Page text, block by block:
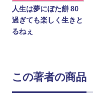
人生は夢にぼた餅 80
過ぎても楽しく生きと
るねぇ
この著者の商品